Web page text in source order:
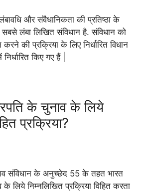
और संवैधानिकता की प्रतिष्ठा के
लंबा लिखित संविधान है. संविधान को
की प्रक्रिया के लिए निर्धारित विधान
किए गए हैं |
के चुनाव के लिये
प्रक्रिया?
संविधान के अनुच्छेद 55 के तहत भारत
लिये निम्नलिखित प्रक्रिया विहित करता